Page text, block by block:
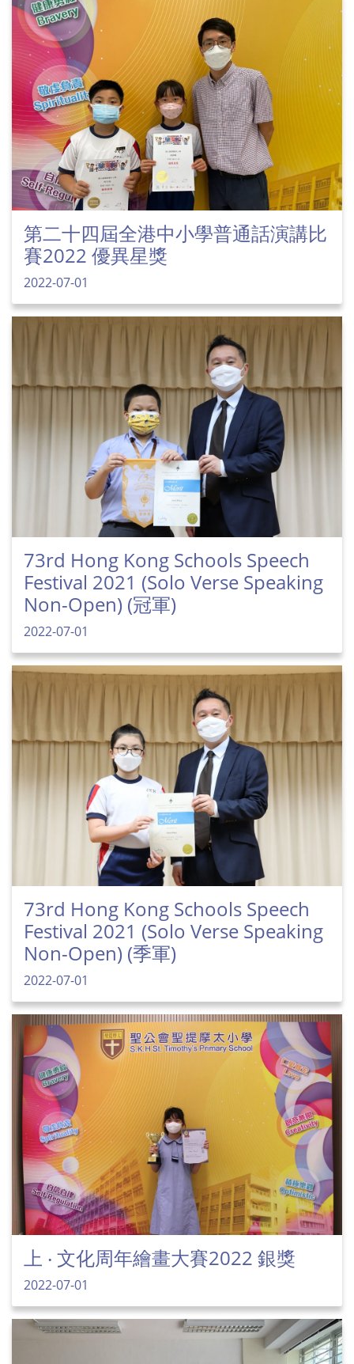
第二十四屆全港中小學普通話演講比
賽2022 優異星獎
2022-07-01
73rd Hong Kong Schools Speech
Festival 2021 (Solo Verse Speaking
Non-Open) (冠軍)
2022-07-01
73rd Hong Kong Schools Speech
Festival 2021 (Solo Verse Speaking
Non-Open) (季軍)
2022-07-01
上 ‧ 文化周年繪畫大賽2022 銀獎
2022-07-01